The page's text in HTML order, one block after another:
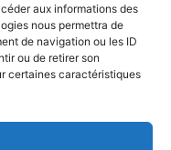
aux informations des
nous permettra de
de navigation ou les ID
ou de retirer son
certaines caractéristiques